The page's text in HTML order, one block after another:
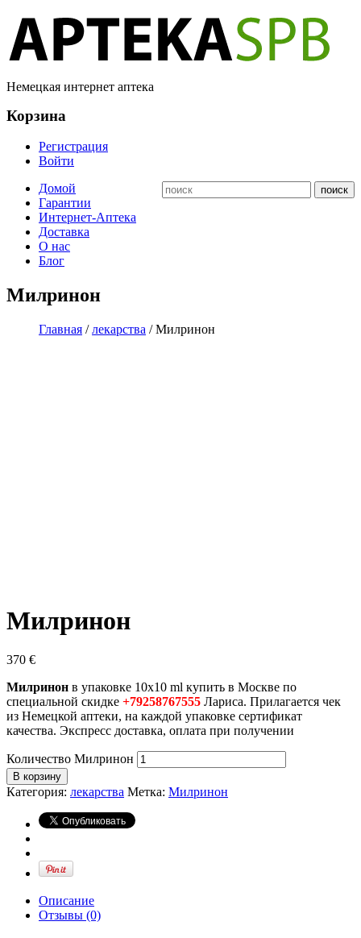
Немецкая интернет аптека
Корзина
Регистрация
Войти
Домой
Гарантии
Интернет-Аптека
Доставка
О нас
Блог
Милринон
Главная /лекарства / Милринон
Милринон
370 €
Милринон в упаковке 10х10 ml купить в Москве по
специальной скидке +79258767555 Лариса. Прилагается чек
из Немецкой аптеки, на каждой упаковке сертификат
качества. Экспресс доставка, оплата при получении
Количество Милринон
В корзину
Категория: лекарства Метка: Милринон
Описание
Отзывы (0)